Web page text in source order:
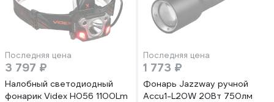
Последняя цена
3 797 ₽
Налобный светодиодный
фонарик Videx H056 1100Lm
Последняя цена
1 773 ₽
Фонарь Jazzway ручной
Accu1-L20W 20Вт 750лм